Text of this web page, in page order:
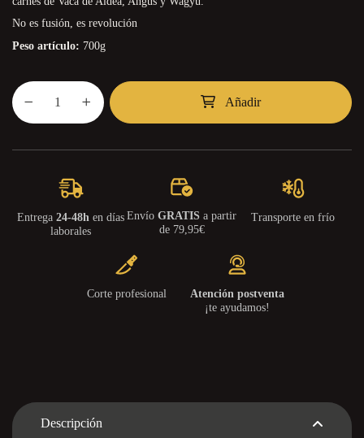
No es fusión, es revolución
Peso artículo: 700g
Añadir
Entrega24-48h en días
laborales
EnvíoGRATIS a partir
de 79,95€
Transporte en frío
Corte profesional
Atención postventa
¡te ayudamos!
Descripción